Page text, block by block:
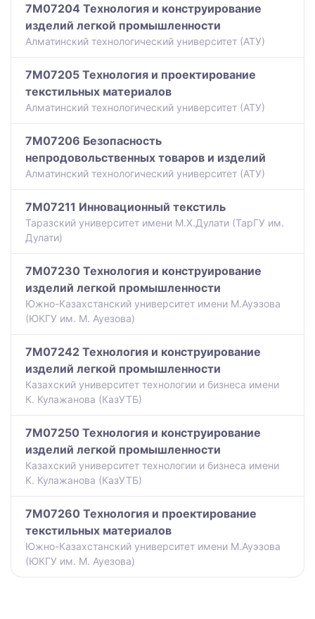
7M07204 Технология и конструирование
изделий легкой промышленности
Алматинский технологический университет (АТУ)
7M07205 Технология и проектирование
текстильных материалов
Алматинский технологический университет (АТУ)
7M07206 Безопасность
непродовольственных товаров и изделий
Алматинский технологический университет (АТУ)
7M07211 Инновационный текстиль
Таразский университет имени М.Х.Дулати (ТарГУ им.
Дулати)
7M07230 Технология и конструирование
изделий легкой промышленности
Южно-Казахстанский университет имени М.Ауэзова
(ЮКГУ им. М. Ауезова)
7M07242 Технология и конструирование
изделий легкой промышленности
Казахский университет технологии и бизнеса имени
К. Кулажанова (КазУТБ)
7M07250 Технология и конструирование
изделий легкой промышленности
Казахский университет технологии и бизнеса имени
К. Кулажанова (КазУТБ)
7M07260 Технология и проектирование
текстильных материалов
Южно-Казахстанский университет имени М.Ауэзова
(ЮКГУ им. М. Ауезова)